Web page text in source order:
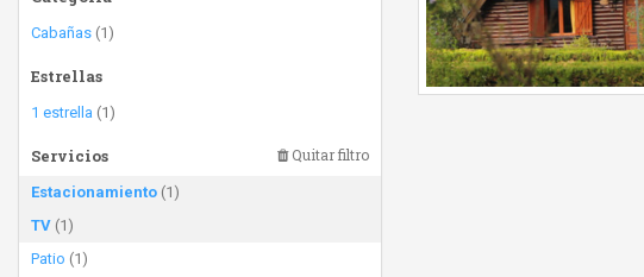
Cabañas (1)
Estrellas
1 estrella (1)
Servicios Quitar filtro
Estacionamiento (1)
TV (1)
Patio (1)